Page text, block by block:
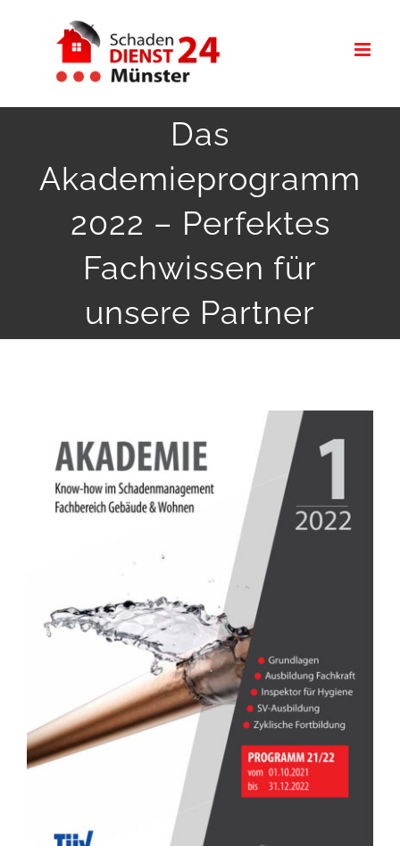
Das
Akademieprogramm
2022 – Perfektes
Fachwissen für
unsere Partner